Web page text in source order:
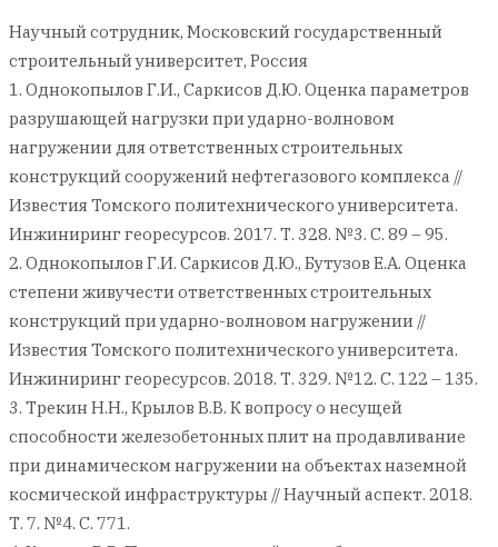
Научный сотрудник, Московский государственный
строительный университет, Россия
1. Однокопылов Г.И., Саркисов Д.Ю. Оценка параметров
разрушающей нагрузки при ударно-волновом
нагружении для ответственных строительных
конструкций сооружений нефтегазового комплекса //
Известия Томского политехнического университета.
Инжиниринг георесурсов. 2017. Т. 328. №3. С. 89 – 95.
2. Однокопылов Г.И. Саркисов Д.Ю., Бутузов Е.А. Оценка
степени живучести ответственных строительных
конструкций при ударно-волновом нагружении //
Известия Томского политехнического университета.
Инжиниринг георесурсов. 2018. Т. 329. №12. С. 122 – 135.
3. Трекин Н.Н., Крылов В.В. К вопросу о несущей
способности железобетонных плит на продавливание
при динамическом нагружении на объектах наземной
космической инфраструктуры // Научный аспект. 2018.
Т. 7. №4. С. 771.